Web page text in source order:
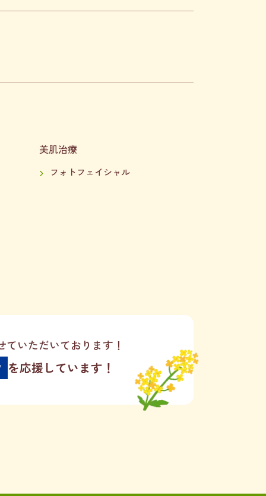
美肌治療
フォトフェイシャル
いただいております！
を応援しています！